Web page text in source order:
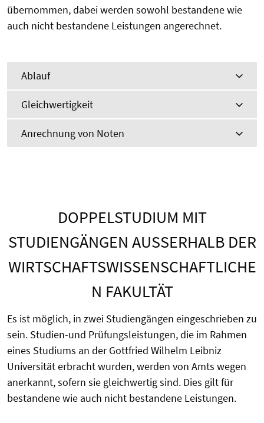
übernommen, dabei werden sowohl bestandene wie
auch nicht bestandene Leistungen angerechnet.
Ablauf
Gleichwertigkeit
Anrechnung von Noten
DOPPELSTUDIUM MIT
STUDIENGÄNGEN AUSSERHALB DER W
IRTSCHAFTSWISSENSCHAFTLICHEN
FAKULTÄT
Es ist möglich, in zwei Studiengängen eingeschrieben zu
sein. Studien-und Prüfungsleistungen, die im Rahmen
eines Studiums an der Gottfried Wilhelm Leibniz
Universität erbracht wurden, werden von Amts wegen
anerkannt, sofern sie gleichwertig sind. Dies gilt für
bestandene wie auch nicht bestandene Leistungen.